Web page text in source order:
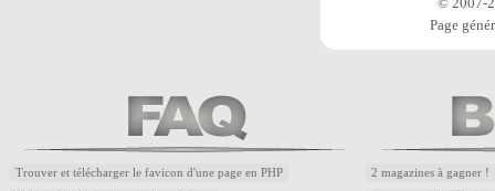
Page
Trouver et télécharger le favicon d'une page en PHP 2 magazines à gagner !